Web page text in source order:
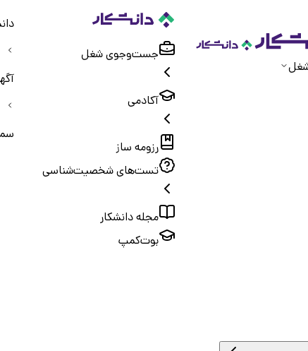
جست‌و‌جوی شغل
آکادمی
رزومه ساز
تست‌های شخصیت‌شناسی
مجله دانشکار
بوت‌کمپ